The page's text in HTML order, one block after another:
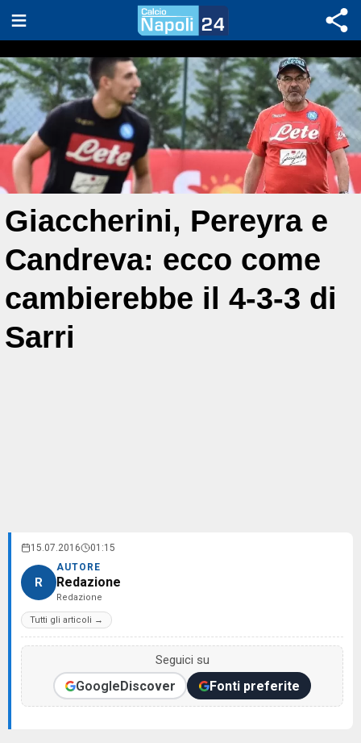
Giaccherini, Pereyra e
Candreva: ecco come
cambierebbe il 4-3-3 di
Sarri
15.07.2016 01:15
R
AUTORE
Redazione
Redazione
Tutti gli articoli →
Seguici su
GoogleDiscover Fonti preferite